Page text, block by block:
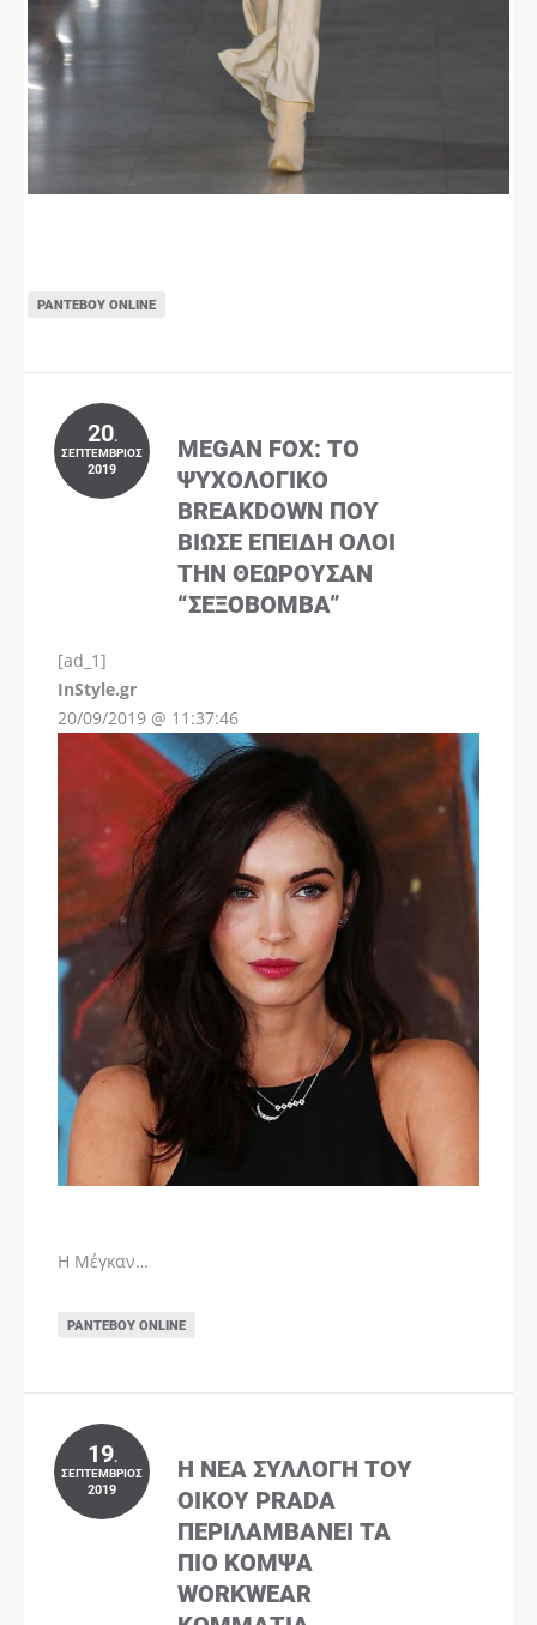
ΡΑΝΤΕΒΟΎ ONLINE
20.
ΣΕΠΤΈΜΒΡΙΟΣ
2019
MEGAN FOX: ΤΟ
ΨΥΧΟΛΟΓΙΚΌ
BREAKDOWN ΠΟΥ
ΒΊΩΣΕ ΕΠΕΙΔΉ ΌΛΟΙ
ΤΗΝ ΘΕΩΡΟΎΣΑΝ
“ΣΕΞΟΒΌΜΒΑ”
[ad_1]
InStyle.gr
20/09/2019 @ 11:37:46
Η Μέγκαν…
ΡΑΝΤΕΒΟΎ ONLINE
19.
ΣΕΠΤΈΜΒΡΙΟΣ
2019
Η ΝΈΑ ΣΥΛΛΟΓΉ ΤΟΥ
ΟΊΚΟΥ PRADA
ΠΕΡΙΛΑΜΒΆΝΕΙ ΤΑ
ΠΙΟ ΚΟΜΨΆ
WORKWEAR